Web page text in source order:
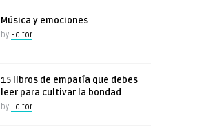
Música y emociones
by Editor
15 libros de empatía que debes
leer para cultivar la bondad
by Editor